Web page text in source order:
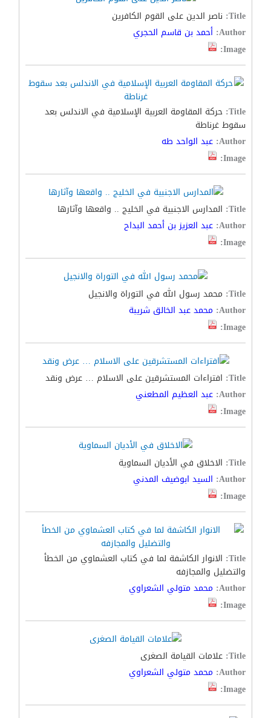
Title: ناصر الدين على القوم الكافرين
Author: أحمد بن قاسم الحجري
Image:
Title: حركة المقاومة العربية الإسلامية في الاندلس بعد
سقوط غرناطة
Author: عبد الواحد طه
Image:
Title: المدارس الاجنبية في الخليج .. واقعها وآثارها
Author: عبد العزيز بن أحمد البداح
Image:
Title: محمد رسول الله في التوراة والانجيل
Author: محمد عبد الخالق شريبة
Image:
Title: افتراءات المستشرقين على الاسلام … عرض ونقد
Author: عبد العظيم المطعني
Image:
Title: الاخلاق في الأديان السماوية
Author: السيد ابوضيف المدني
Image:
Title: الانوار الكاشفة لما في كتاب العشماوي من الخطأ
والتضليل والمجازفه
Author: محمد متولي الشعراوي
Image:
Title: علامات القيامة الصغرى
Author: محمد متولي الشعراوي
Image: